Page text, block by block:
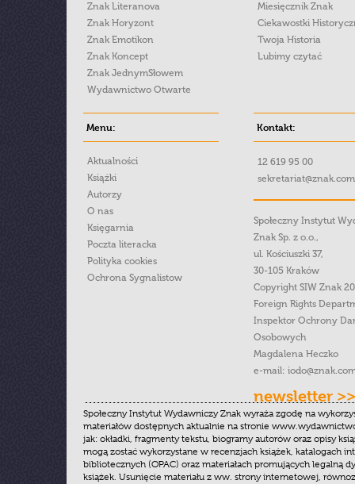
Znak Literanova
Znak Horyzont
Znak Emotikon
Znak Koncept
Znak JednymSłowem
Wydawnictwo Otwarte
Miesięcznik Znak
Ciekawostki
Twoja Historia
Lubimy czytać
Menu:
Aktualności
Książki
Autorzy
O nas
Księgarnia
Poczta literacka
Polityka cookies
Ochrona Sygnalistow
Kontakt:
12 619 95 00
Społeczny Instytut
Znak Sp. z o.o.,
ul. Kościuszki 37,
30-105 Kraków
Copyright SIW Znak
Foreign Rights
Inspektor Ochrony
Osobowych
Magdalena Heczko
e-mail:
newsletter >>
Społeczny Instytut Wydawniczy Znak wyraża zgodę na
materiałów dostępnych aktualnie na stronie
jak: okładki, fragmenty tekstu, biogramy autorów oraz opisy
mogą zostać wykorzystane w recenzjach książek, katalogach
bibliotecznych (OPAC) oraz materiałach promujących legalną
książek. Usunięcie materiału z ww. strony internetowej,